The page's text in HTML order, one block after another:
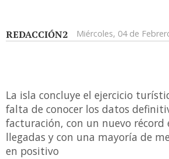
REDACCIÓN2 Miércoles, 04 de
La isla concluye el ejercicio
falta de conocer los datos
facturación, con un nuevo récord
llegadas y con una mayoría de
en positivo